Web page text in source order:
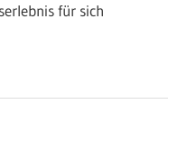
für sich